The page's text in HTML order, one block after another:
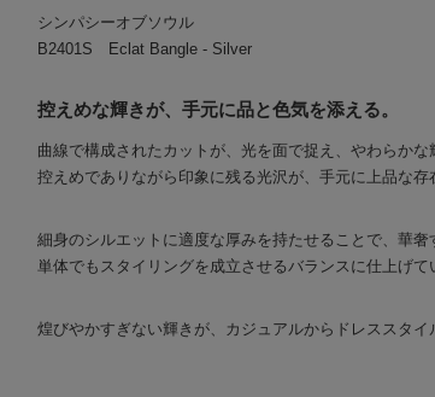
シンパシーオブソウル
B2401S Eclat Bangle - Silver
控えめな輝きが、手元に品と色気を添える。
曲線で構成されたカットが、光を面で捉え、やわらかな
控えめでありながら印象に残る光沢が、手元に上品な存
細身のシルエットに適度な厚みを持たせることで、華奢
単体でもスタイリングを成立させるバランスに仕上げて
煌びやかすぎない輝きが、カジュアルからドレススタ